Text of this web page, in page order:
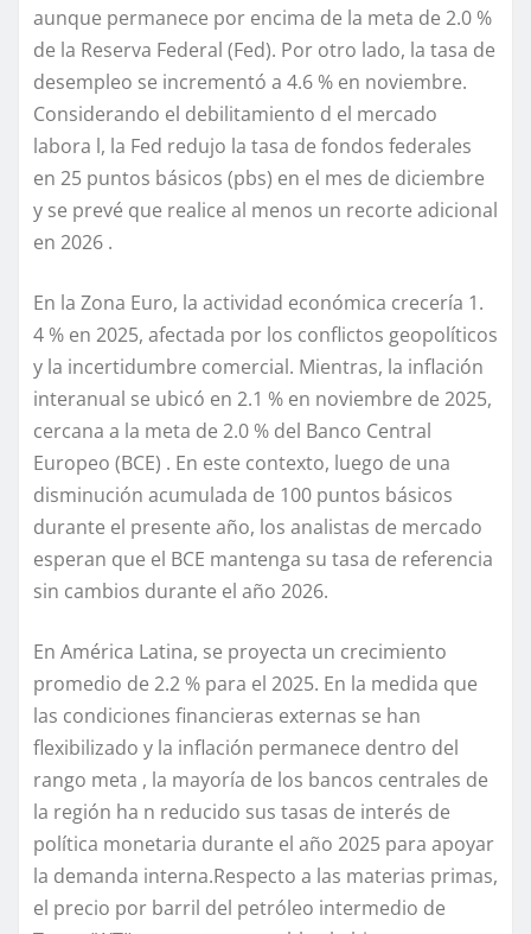
aunque permanece por encima de la meta de 2.0 %
de la Reserva Federal (Fed). Por otro lado, la tasa de
desempleo se incrementó a 4.6 % en noviembre.
Considerando el debilitamiento d el mercado
labora l, la Fed redujo la tasa de fondos federales
en 25 puntos básicos (pbs) en el mes de diciembre
y se prevé que realice al menos un recorte adicional
en 2026 .
En la Zona Euro, la actividad económica crecería 1.
4 % en 2025, afectada por los conflictos geopolíticos
y la incertidumbre comercial. Mientras, la inflación
interanual se ubicó en 2.1 % en noviembre de 2025,
cercana a la meta de 2.0 % del Banco Central
Europeo (BCE) . En este contexto, luego de una
disminución acumulada de 100 puntos básicos
durante el presente año, los analistas de mercado
esperan que el BCE mantenga su tasa de referencia
sin cambios durante el año 2026.
En América Latina, se proyecta un crecimiento
promedio de 2.2 % para el 2025. En la medida que
las condiciones financieras externas se han
flexibilizado y la inflación permanece dentro del
rango meta , la mayoría de los bancos centrales de
la región ha n reducido sus tasas de interés de
política monetaria durante el año 2025 para apoyar
la demanda interna.Respecto a las materias primas,
el precio por barril del petróleo intermedio de